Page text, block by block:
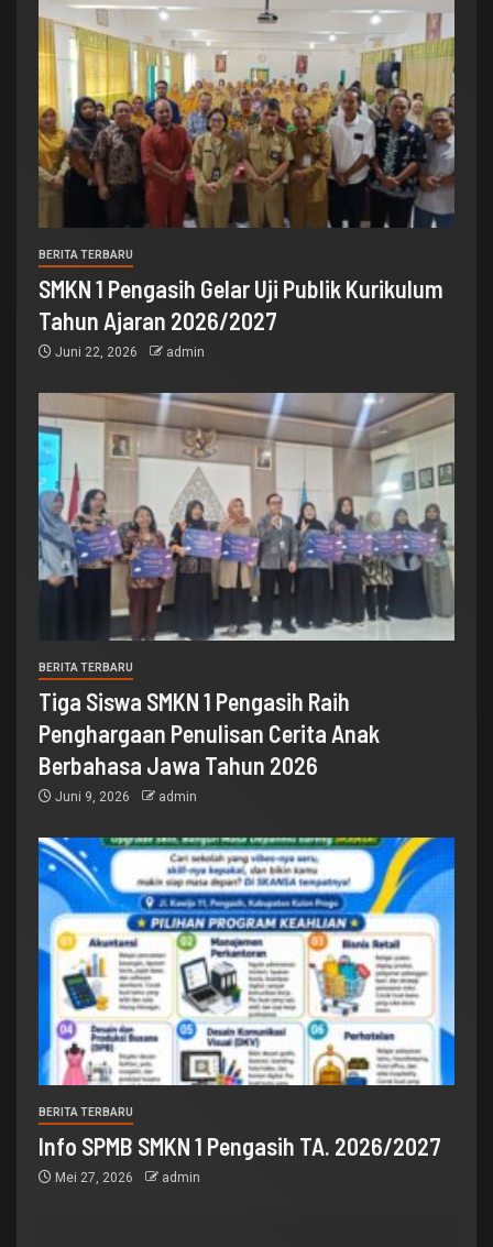
BERITA TERBARU
SMKN 1 Pengasih Gelar Uji Publik Kurikulum
Tahun Ajaran 2026/2027
Juni 22, 2026 admin
BERITA TERBARU
Tiga Siswa SMKN 1 Pengasih Raih
Penghargaan Penulisan Cerita Anak
Berbahasa Jawa Tahun 2026
Juni 9, 2026 admin
BERITA TERBARU
Info SPMB SMKN 1 Pengasih TA. 2026/2027
Mei 27, 2026 admin